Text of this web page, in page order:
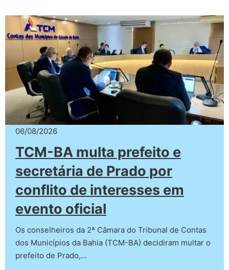
06/08/2026
TCM-BA multa prefeito e
secretária de Prado por
conflito de interesses em
evento oficial
Os conselheiros da 2ª Câmara do Tribunal de Contas
dos Municípios da Bahia (TCM-BA) decidiram multar o
prefeito de Prado,…